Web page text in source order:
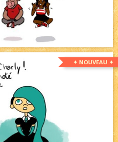
✦ NOUVEAU ✦